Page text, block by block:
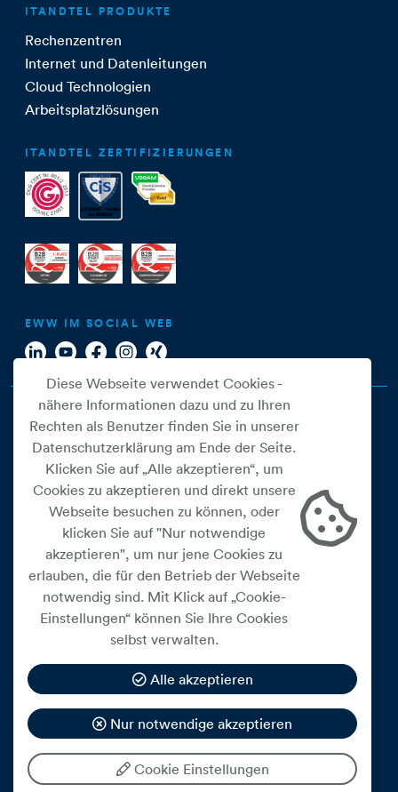
ITANDTEL PRODUKTE
Rechenzentren
Internet und Datenleitungen
Cloud Technologien
Arbeitsplatzlösungen
ITANDTEL ZERTIFIZIERUNGEN
EWW IM SOCIAL WEB
Cookie Einstellungen
Datenschutz
Impressum
Widerrufsbelehrung
Medienfreiheitsgesetz
Barrierefreiheitserklärung
Hinweisgeberschutz
Mein Konto
© 2026 eww ag
Diese Webseite verwendet Cookies -
nähere Informationen dazu und zu Ihren
Rechten als Benutzer finden Sie in unserer
Datenschutzerklärung am Ende der Seite.
Klicken Sie auf „Alle akzeptieren“, um
Cookies zu akzeptieren und direkt unsere
Webseite besuchen zu können, oder
klicken Sie auf "Nur notwendige
akzeptieren", um nur jene Cookies zu
erlauben, die für den Betrieb der Webseite
notwendig sind. Mit Klick auf „Cookie-
Einstellungen“ können Sie Ihre Cookies
selbst verwalten.
Alle akzeptieren
Nur notwendige akzeptieren
Cookie Einstellungen